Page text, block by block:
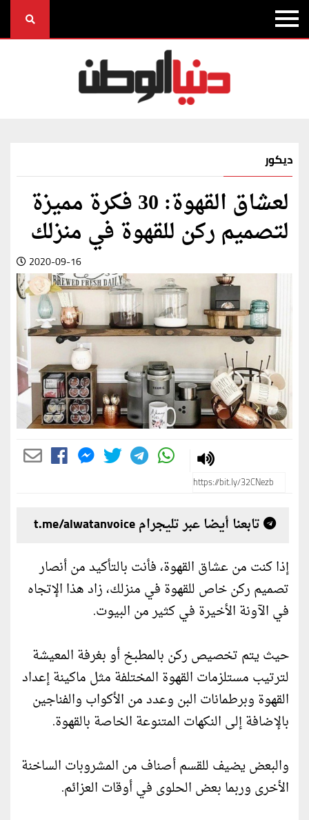
ديكور
لعشاق القهوة: 30 فكرة مميزة
لتصميم ركن للقهوة في منزلك
2020-09-16
تابعنا أيضا عبر تليجرام t.me/alwatanvoice
إذا كنت من عشاق القهوة، فأنت بالتأكيد من أنصار
تصميم ركن خاص للقهوة في منزلك، زاد هذا الإتجاه
في الآونة الأخيرة في كثير من البيوت.
حيث يتم تخصيص ركن بالمطبخ أو بغرفة المعيشة
لترتيب مستلزمات القهوة المختلفة مثل ماكينة إعداد
القهوة وبرطمانات البن وعدد من الأكواب والفناجين
بالإضافة إلى النكهات المتنوعة الخاصة بالقهوة.
والبعض يضيف للقسم أصناف من المشروبات الساخنة
الأخرى وربما بعض الحلوى في أوقات العزائم.